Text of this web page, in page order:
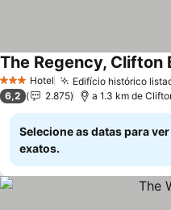
3 EstrelasHotel Edifício histórico
The Regency, Clifton
6,2 2.875 a 1.3 km de
Selecione as datas para
exatos.